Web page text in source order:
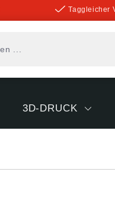
Taggleicher
3D-DRUCK